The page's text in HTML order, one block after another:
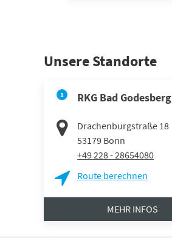
Unsere Standorte
1 RKG Bad Godesberg
Drachenburgstraße 18
53179 Bonn
+49 228 - 28654080
Route berechnen
MEHR INFOS